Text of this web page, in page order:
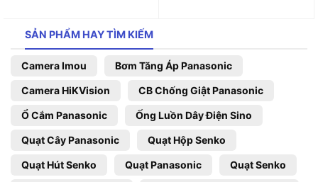
SẢN PHẨM HAY TÌM KIẾM
Camera Imou Bơm Tăng Áp Panasonic
Camera HiKVision CB Chống Giật Panasonic
Ổ Cắm Panasonic Ống Luồn Dây Điện Sino
Quạt Cây Panasonic Quạt Hộp Senko
Quạt Hút Senko Quạt Panasonic Quạt Senko